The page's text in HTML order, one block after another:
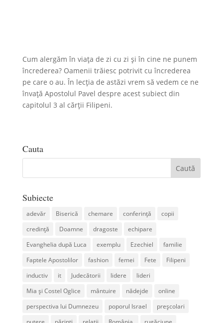
Cum alergăm în viața de zi cu zi și în cine ne punem
încrederea? Oamenii trăiesc potrivit cu încrederea
pe care o au. În lecția de astăzi vrem să vedem ce ne
învață Apostolul Pavel despre acest subiect din
capitolul 3 al cărții Filipeni.
Cauta
Subiecte
adevăr Biserică chemare conferință
copii
credință
Doamne dragoste
echipare
Evanghelia după Luca
exemplu Ezechiel
familie
Faptele Apostolilor
fashion femei Fete
Filipeni
inductiv
it Judecătorii lidere
lideri
Mia și Costel Oglice
mântuire nădejde
online
perspectiva lui Dumnezeu
poporul Israel
preșcolari